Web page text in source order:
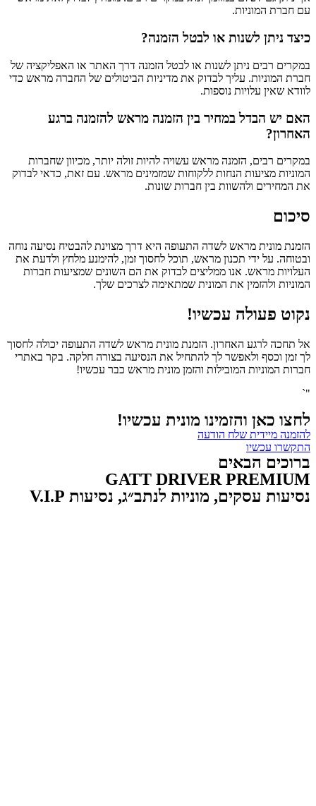
עם חברת המוניות.
כיצד ניתן לשנות או לבטל הזמנה?
במקרים רבים ניתן לשנות או לבטל הזמנה דרך האתר או האפליקציה של
חברת המוניות. עליך לבדוק את מדיניות הביטולים של החברה מראש כדי
לוודא שאין עלויות נוספות.
האם יש הבדל במחיר בין הזמנה מראש להזמנה ברגע
האחרון?
במקרים רבים, הזמנה מראש עשויה להיות זולה יותר, מכיוון שחברות
המוניות מציעות הנחות ללקוחות שמזמינים מראש. עם זאת, כדאי לבדוק
את המחירים ולהשוות בין חברות שונות.
סיכום
הזמנת מונית מראש לשדה התעופה היא דרך מצוינת להבטיח נסיעה נוחה
ובטוחה. על ידי תכנון מראש, תוכל לחסוך זמן, להימנע מלחץ ולדעת את
העלויות מראש. אנו ממליצים לבדוק את הם השונים שמציעות חברות
המוניות ולהזמין את המונית שמתאימה לצרכים שלך.
נקוט פעולה עכשיו!
אל תחכה לרגע האחרון. הזמנת מונית מראש לשדה התעופה יכולה לחסוך
לך זמן וכסף ולאפשר לך להתחיל את הנסיעה בצורה חלקה. בקר באתרי
חברות המוניות המובילות והזמן מונית מראש כבר עכשיו!
"`
לחצו כאן והזמינו מונית עכשיו!
להזמנה מיידית שלח הודעה
התקשרו עכשיו
ברוכים הבאים
GATT DRIVER PREMIUM
נסיעות עסקים, מוניות לנתב״ג, נסיעות V.I.P